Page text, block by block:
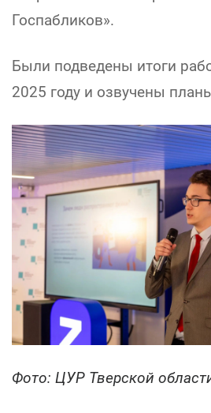
Госпабликов».
Были подведены итоги
2025 году и озвучены
Фото: ЦУР Тверской